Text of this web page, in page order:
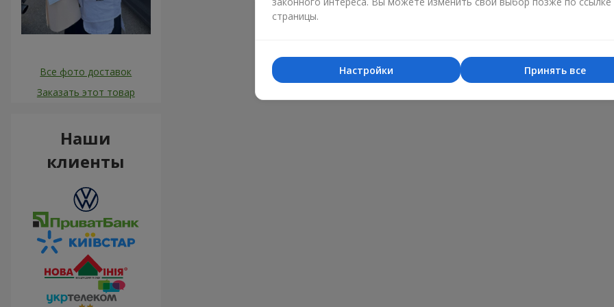
Все фото доставок
Заказать этот товар
Наши
клиенты
страницы.
Принять все
Настройки